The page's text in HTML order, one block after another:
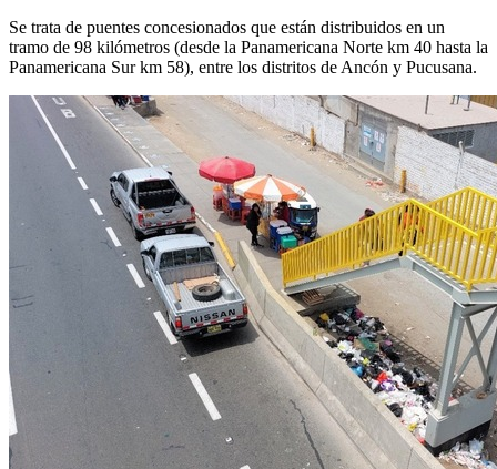
Se trata de puentes concesionados que están distribuidos en un
tramo de 98 kilómetros (desde la Panamericana Norte km 40 hasta la
Panamericana Sur km 58), entre los distritos de Ancón y Pucusana.